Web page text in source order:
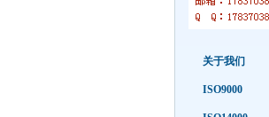
关于我们
ISO9000